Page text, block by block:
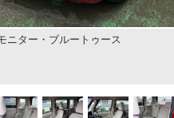
ニター・ブルートゥース